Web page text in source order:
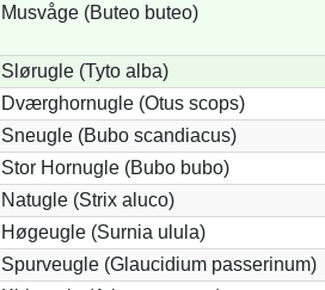
Musvåge (Buteo buteo)
Slørugle (Tyto alba)
Dværghornugle (Otus scops)
Sneugle (Bubo scandiacus)
Stor Hornugle (Bubo bubo)
Natugle (Strix aluco)
Høgeugle (Surnia ulula)
Spurveugle (Glaucidium passerinum)